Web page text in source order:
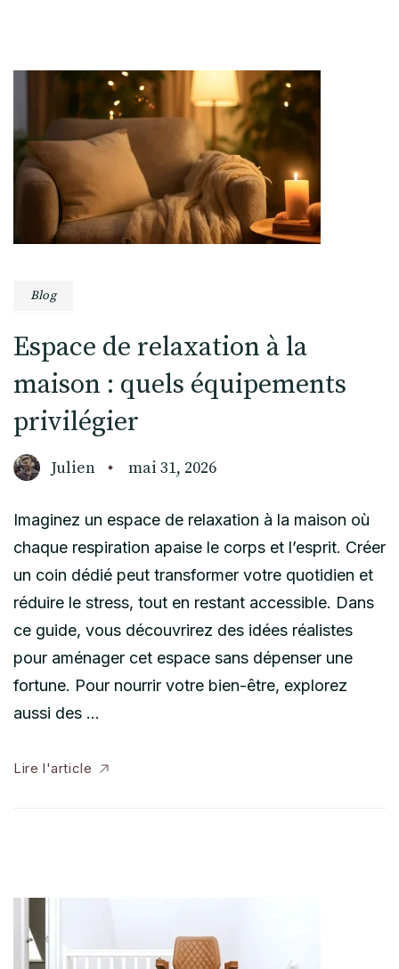
Blog
Espace de relaxation à la
maison : quels équipements
privilégier
Julien mai 31, 2026
Imaginez un espace de relaxation à la maison où
chaque respiration apaise le corps et l’esprit. Créer
un coin dédié peut transformer votre quotidien et
réduire le stress, tout en restant accessible. Dans
ce guide, vous découvrirez des idées réalistes
pour aménager cet espace sans dépenser une
fortune. Pour nourrir votre bien-être, explorez
aussi des …
Lire l'article